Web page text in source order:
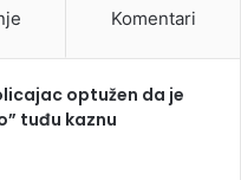
Komentari
optužen da je
tuđu kaznu